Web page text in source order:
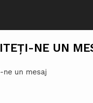
NE UN
ne un mesaj